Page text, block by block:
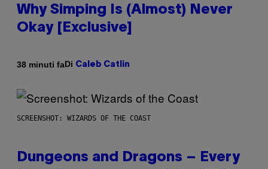
Why Simping Is (Almost) Never
Okay [Exclusive]
38 minuti faDi Caleb Catlin
SCREENSHOT: WIZARDS OF THE COAST
Dungeons and Dragons – Every